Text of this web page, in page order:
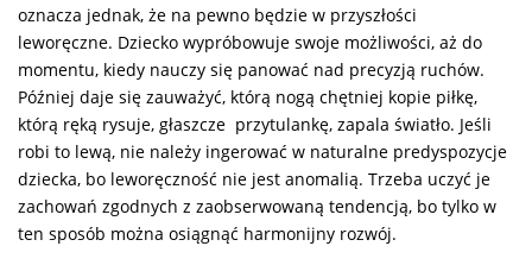
oznacza jednak, że na pewno będzie w przyszłości
leworęczne. Dziecko wypróbowuje swoje możliwości, aż do
momentu, kiedy nauczy się panować nad precyzją ruchów.
Później daje się zauważyć, którą nogą chętniej kopie piłkę,
którą ręką rysuje, głaszcze przytulankę, zapala światło. Jeśli
robi to lewą, nie należy ingerować w naturalne predyspozycje
dziecka, bo leworęczność nie jest anomalią. Trzeba uczyć je
zachowań zgodnych z zaobserwowaną tendencją, bo tylko w
ten sposób można osiągnąć harmonijny rozwój.